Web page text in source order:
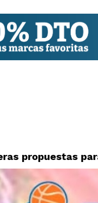
propuestas